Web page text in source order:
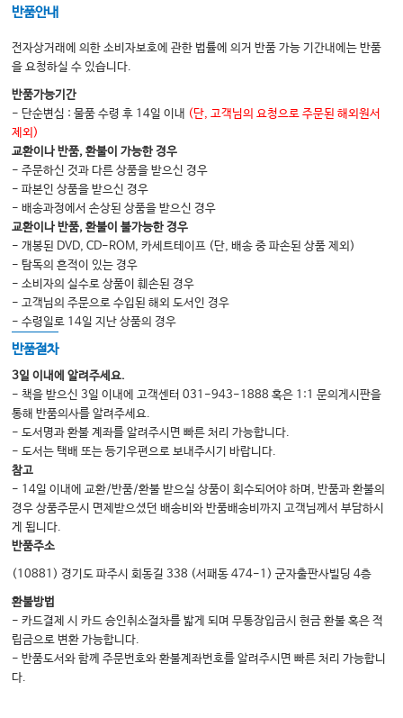
반품안내
전자상거래에 의한 소비자보호에 관한 법률에 의거 반품 가능 기간내에는 반품
을 요청하실 수 있습니다.
반품가능기간
- 단순변심 : 물품 수령 후 14일 이내 (단, 고객님의 요청으로 주문된 해외원서
제외)
교환이나 반품, 환불이 가능한 경우
- 주문하신 것과 다른 상품을 받으신 경우
- 파본인 상품을 받으신 경우
- 배송과정에서 손상된 상품을 받으신 경우
교환이나 반품, 환불이 불가능한 경우
- 개봉된 DVD, CD-ROM, 카세트테이프 (단, 배송 중 파손된 상품 제외)
- 탐독의 흔적이 있는 경우
- 소비자의 실수로 상품이 훼손된 경우
- 고객님의 주문으로 수입된 해외 도서인 경우
- 수령일로 14일 지난 상품의 경우
반품절차
3일 이내에 알려주세요.
- 책을 받으신 3일 이내에 고객센터 031-943-1888 혹은 1:1 문의게시판을
통해 반품의사를 알려주세요.
- 도서명과 환불 계좌를 알려주시면 빠른 처리 가능합니다.
- 도서는 택배 또는 등기우편으로 보내주시기 바랍니다.
참고
- 14일 이내에 교환/반품/환불 받으실 상품이 회수되어야 하며, 반품과 환불의
경우 상품주문시 면제받으셨던 배송비와 반품배송비까지 고객님께서 부담하시
게 됩니다.
반품주소
(10881) 경기도 파주시 회동길 338 (서패동 474-1) 군자출판사빌딩 4층
환불방법
- 카드결제 시 카드 승인취소절차를 밟게 되며 무통장입금시 현금 환불 혹은 적
립금으로 변환 가능합니다.
- 반품도서와 함께 주문번호와 환불계좌번호를 알려주시면 빠른 처리 가능합니
다.